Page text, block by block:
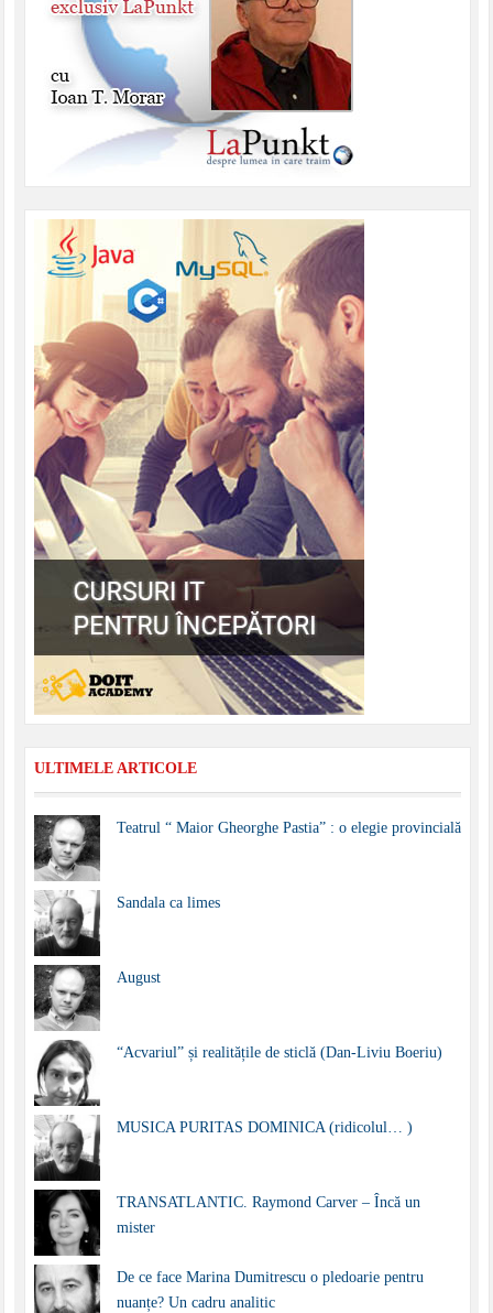
ULTIMELE ARTICOLE
Teatrul “ Maior Gheorghe Pastia” : o elegie provincială
Sandala ca limes
August
“Acvariul” și realitățile de sticlă (Dan-Liviu Boeriu)
MUSICA PURITAS DOMINICA (ridicolul… )
TRANSATLANTIC. Raymond Carver – Încă un
mister
De ce face Marina Dumitrescu o pledoarie pentru
nuanțe? Un cadru analitic